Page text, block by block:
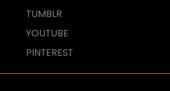
tarafından tasarlanmış ve geliştirilmiştir.